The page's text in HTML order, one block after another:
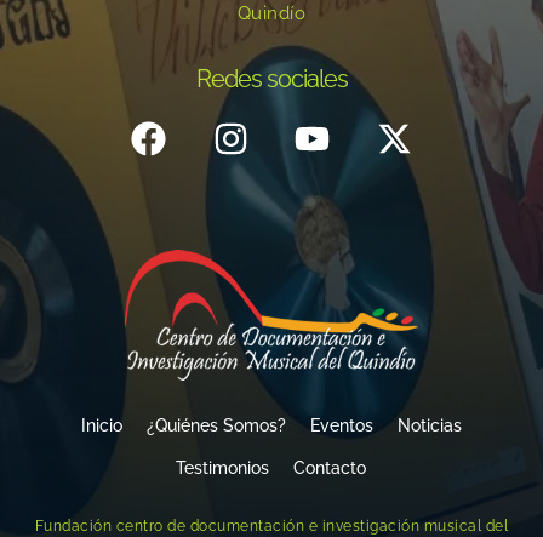
Quindío
Redes sociales
Inicio ¿Quiénes Somos? Eventos Noticias
Testimonios Contacto
Fundación centro de documentación e investigación musical del